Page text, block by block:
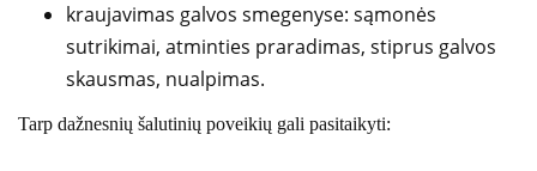
kraujavimas galvos smegenyse: sąmonės
sutrikimai, atminties praradimas, stiprus galvos
skausmas, nualpimas.
Tarp dažnesnių šalutinių poveikių gali pasitaikyti: